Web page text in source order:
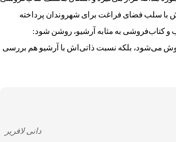
با سلب فضای فراغت برای شهروندان پرداخته
کتاب‌فروشی به مثابه آرشیو، روشن شود:
می‌شود، بلکه نسبت ذاتی‌اش با آرشیو هم بررسی
دانی لافریر